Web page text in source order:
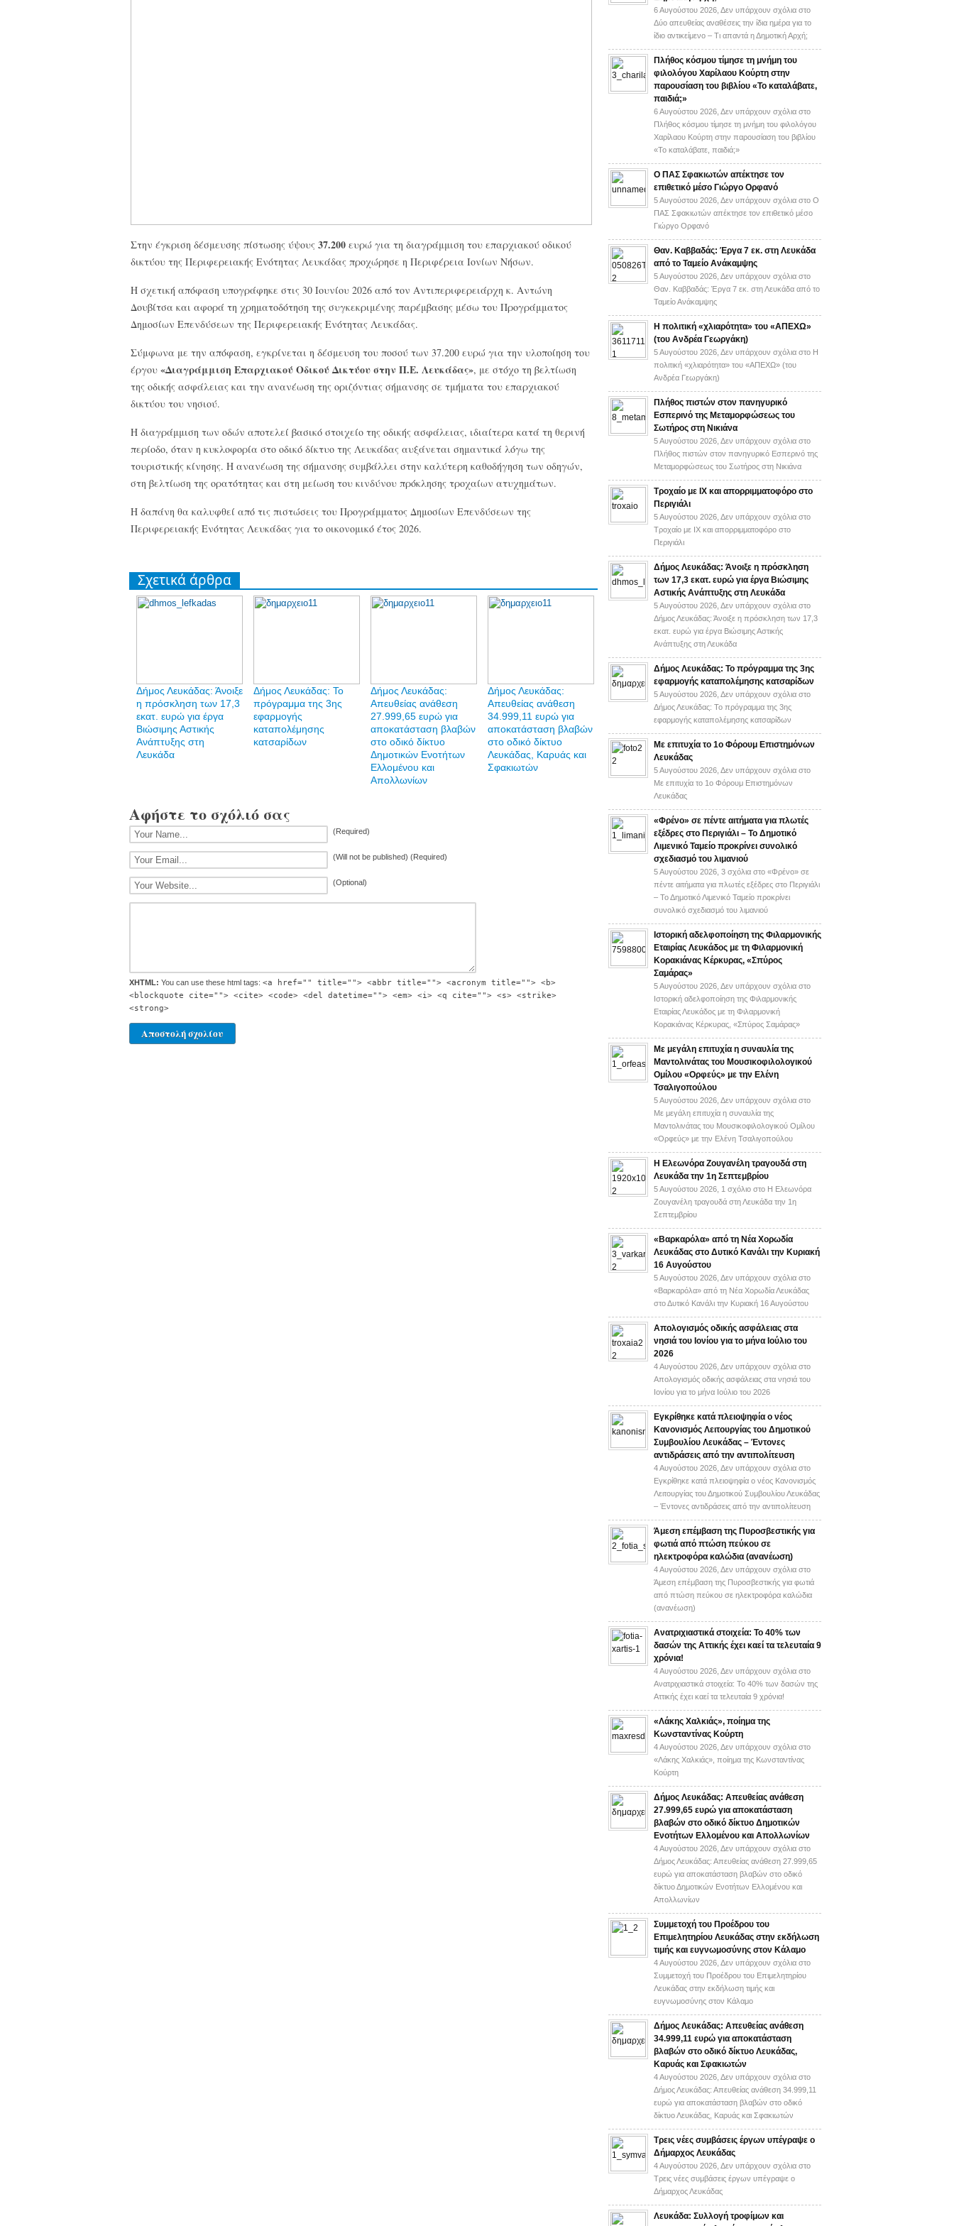
Στην έγκριση δέσμευσης πίστωσης ύψους 37.200 ευρώ για τη διαγράμμιση του επαρχιακού οδικού
δικτύου της Περιφερειακής Ενότητας Λευκάδας προχώρησε η Περιφέρεια Ιονίων Νήσων.
Η σχετική απόφαση υπογράφηκε στις 30 Ιουνίου 2026 από τον Αντιπεριφερειάρχη κ. Αντώνη
Δουβίτσα και αφορά τη χρηματοδότηση της συγκεκριμένης παρέμβασης μέσω του Προγράμματος
Δημοσίων Επενδύσεων της Περιφερειακής Ενότητας Λευκάδας.
Σύμφωνα με την απόφαση, εγκρίνεται η δέσμευση του ποσού των 37.200 ευρώ για την υλοποίηση του
έργου «Διαγράμμιση Επαρχιακού Οδικού Δικτύου στην Π.Ε. Λευκάδας», με στόχο τη βελτίωση
της οδικής ασφάλειας και την ανανέωση της οριζόντιας σήμανσης σε τμήματα του επαρχιακού
δικτύου του νησιού.
Η διαγράμμιση των οδών αποτελεί βασικό στοιχείο της οδικής ασφάλειας, ιδιαίτερα κατά τη θερινή
περίοδο, όταν η κυκλοφορία στο οδικό δίκτυο της Λευκάδας αυξάνεται σημαντικά λόγω της
τουριστικής κίνησης. Η ανανέωση της σήμανσης συμβάλλει στην καλύτερη καθοδήγηση των οδηγών,
στη βελτίωση της ορατότητας και στη μείωση του κινδύνου πρόκλησης τροχαίων ατυχημάτων.
Η δαπάνη θα καλυφθεί από τις πιστώσεις του Προγράμματος Δημοσίων Επενδύσεων της
Περιφερειακής Ενότητας Λευκάδας για το οικονομικό έτος 2026.
Σχετικά άρθρα
Δήμος Λευκάδας: Άνοιξε
η πρόσκληση των 17,3
εκατ. ευρώ για έργα
Βιώσιμης Αστικής
Ανάπτυξης στη
Λευκάδα
Δήμος Λευκάδας: Το
πρόγραμμα της 3ης
εφαρμογής
καταπολέμησης
κατσαρίδων
Δήμος Λευκάδας:
Απευθείας ανάθεση
27.999,65 ευρώ για
αποκατάσταση βλαβών
στο οδικό δίκτυο
Δημοτικών Ενοτήτων
Ελλομένου και
Απολλωνίων
Δήμος Λευκάδας:
Απευθείας ανάθεση
34.999,11 ευρώ για
αποκατάσταση βλαβών
στο οδικό δίκτυο
Λευκάδας, Καρυάς και
Σφακιωτών
Αφήστε το σχόλιό σας
(Required)
(Will not be published) (Required)
(Optional)
XHTML: You can use these html tags: <a href="" title=""> <abbr title=""> <acronym title=""> <b>
<blockquote cite=""> <cite> <code> <del datetime=""> <em> <i> <q cite=""> <s> <strike>
<strong>
6 Αυγούστου 2026, Δεν υπάρχουν σχόλια στο
Δύο απευθείας αναθέσεις την ίδια ημέρα για το
ίδιο αντικείμενο – Τι απαντά η Δημοτική Αρχή;
Πλήθος κόσμου τίμησε τη μνήμη του
φιλολόγου Χαρίλαου Κούρτη στην
παρουσίαση του βιβλίου «Το καταλάβατε,
παιδιά;»
6 Αυγούστου 2026, Δεν υπάρχουν σχόλια στο
Πλήθος κόσμου τίμησε τη μνήμη του φιλολόγου
Χαρίλαου Κούρτη στην παρουσίαση του βιβλίου
«Το καταλάβατε, παιδιά;»
Ο ΠΑΣ Σφακιωτών απέκτησε τον
επιθετικό μέσο Γιώργο Ορφανό
5 Αυγούστου 2026, Δεν υπάρχουν σχόλια στο Ο
ΠΑΣ Σφακιωτών απέκτησε τον επιθετικό μέσο
Γιώργο Ορφανό
Θαν. Καββαδάς: Έργα 7 εκ. στη Λευκάδα
από το Ταμείο Ανάκαμψης
5 Αυγούστου 2026, Δεν υπάρχουν σχόλια στο
Θαν. Καββαδάς: Έργα 7 εκ. στη Λευκάδα από το
Ταμείο Ανάκαμψης
H πολιτική «χλιαρότητα» του «AΠΕΧΩ»
(του Ανδρέα Γεωργάκη)
5 Αυγούστου 2026, Δεν υπάρχουν σχόλια στο H
πολιτική «χλιαρότητα» του «AΠΕΧΩ» (του
Ανδρέα Γεωργάκη)
Πλήθος πιστών στον πανηγυρικό
Εσπερινό της Μεταμορφώσεως του
Σωτήρος στη Νικιάνα
5 Αυγούστου 2026, Δεν υπάρχουν σχόλια στο
Πλήθος πιστών στον πανηγυρικό Εσπερινό της
Μεταμορφώσεως του Σωτήρος στη Νικιάνα
Τροχαίο με ΙΧ και απορριμματοφόρο στο
Περιγιάλι
5 Αυγούστου 2026, Δεν υπάρχουν σχόλια στο
Τροχαίο με ΙΧ και απορριμματοφόρο στο
Περιγιάλι
Δήμος Λευκάδας: Άνοιξε η πρόσκληση
των 17,3 εκατ. ευρώ για έργα Βιώσιμης
Αστικής Ανάπτυξης στη Λευκάδα
5 Αυγούστου 2026, Δεν υπάρχουν σχόλια στο
Δήμος Λευκάδας: Άνοιξε η πρόσκληση των 17,3
εκατ. ευρώ για έργα Βιώσιμης Αστικής
Ανάπτυξης στη Λευκάδα
Δήμος Λευκάδας: Το πρόγραμμα της 3ης
εφαρμογής καταπολέμησης κατσαρίδων
5 Αυγούστου 2026, Δεν υπάρχουν σχόλια στο
Δήμος Λευκάδας: Το πρόγραμμα της 3ης
εφαρμογής καταπολέμησης κατσαρίδων
Με επιτυχία το 1ο Φόρουμ Επιστημόνων
Λευκάδας
5 Αυγούστου 2026, Δεν υπάρχουν σχόλια στο
Με επιτυχία το 1ο Φόρουμ Επιστημόνων
Λευκάδας
«Φρένο» σε πέντε αιτήματα για πλωτές
εξέδρες στο Περιγιάλι – Το Δημοτικό
Λιμενικό Ταμείο προκρίνει συνολικό
σχεδιασμό του λιμανιού
5 Αυγούστου 2026, 3 σχόλια στο «Φρένο» σε
πέντε αιτήματα για πλωτές εξέδρες στο Περιγιάλι
– Το Δημοτικό Λιμενικό Ταμείο προκρίνει
συνολικό σχεδιασμό του λιμανιού
Ιστορική αδελφοποίηση της Φιλαρμονικής
Εταιρίας Λευκάδος με τη Φιλαρμονική
Κορακιάνας Κέρκυρας, «Σπύρος
Σαμάρας»
5 Αυγούστου 2026, Δεν υπάρχουν σχόλια στο
Ιστορική αδελφοποίηση της Φιλαρμονικής
Εταιρίας Λευκάδος με τη Φιλαρμονική
Κορακιάνας Κέρκυρας, «Σπύρος Σαμάρας»
Με μεγάλη επιτυχία η συναυλία της
Μαντολινάτας του Μουσικοφιλολογικού
Ομίλου «Ορφεύς» με την Ελένη
Τσαλιγοπούλου
5 Αυγούστου 2026, Δεν υπάρχουν σχόλια στο
Με μεγάλη επιτυχία η συναυλία της
Μαντολινάτας του Μουσικοφιλολογικού Ομίλου
«Ορφεύς» με την Ελένη Τσαλιγοπούλου
Η Ελεωνόρα Ζουγανέλη τραγουδά στη
Λευκάδα την 1η Σεπτεμβρίου
5 Αυγούστου 2026, 1 σχόλιο στο Η Ελεωνόρα
Ζουγανέλη τραγουδά στη Λευκάδα την 1η
Σεπτεμβρίου
«Βαρκαρόλα» από τη Νέα Χορωδία
Λευκάδας στο Δυτικό Κανάλι την Κυριακή
16 Αυγούστου
5 Αυγούστου 2026, Δεν υπάρχουν σχόλια στο
«Βαρκαρόλα» από τη Νέα Χορωδία Λευκάδας
στο Δυτικό Κανάλι την Κυριακή 16 Αυγούστου
Απολογισμός οδικής ασφάλειας στα
νησιά του Ιονίου για το μήνα Ιούλιο του
2026
4 Αυγούστου 2026, Δεν υπάρχουν σχόλια στο
Απολογισμός οδικής ασφάλειας στα νησιά του
Ιονίου για το μήνα Ιούλιο του 2026
Εγκρίθηκε κατά πλειοψηφία ο νέος
Κανονισμός Λειτουργίας του Δημοτικού
Συμβουλίου Λευκάδας – Έντονες
αντιδράσεις από την αντιπολίτευση
4 Αυγούστου 2026, Δεν υπάρχουν σχόλια στο
Εγκρίθηκε κατά πλειοψηφία ο νέος Κανονισμός
Λειτουργίας του Δημοτικού Συμβουλίου Λευκάδας
– Έντονες αντιδράσεις από την αντιπολίτευση
Άμεση επέμβαση της Πυροσβεστικής για
φωτιά από πτώση πεύκου σε
ηλεκτροφόρα καλώδια (ανανέωση)
4 Αυγούστου 2026, Δεν υπάρχουν σχόλια στο
Άμεση επέμβαση της Πυροσβεστικής για φωτιά
από πτώση πεύκου σε ηλεκτροφόρα καλώδια
(ανανέωση)
Ανατριχιαστικά στοιχεία: Το 40% των
δασών της Αττικής έχει καεί τα τελευταία 9
χρόνια!
4 Αυγούστου 2026, Δεν υπάρχουν σχόλια στο
Ανατριχιαστικά στοιχεία: Το 40% των δασών της
Αττικής έχει καεί τα τελευταία 9 χρόνια!
«Λάκης Χαλκιάς», ποίημα της
Κωνσταντίνας Κούρτη
4 Αυγούστου 2026, Δεν υπάρχουν σχόλια στο
«Λάκης Χαλκιάς», ποίημα της Κωνσταντίνας
Κούρτη
Δήμος Λευκάδας: Απευθείας ανάθεση
27.999,65 ευρώ για αποκατάσταση
βλαβών στο οδικό δίκτυο Δημοτικών
Ενοτήτων Ελλομένου και Απολλωνίων
4 Αυγούστου 2026, Δεν υπάρχουν σχόλια στο
Δήμος Λευκάδας: Απευθείας ανάθεση 27.999,65
ευρώ για αποκατάσταση βλαβών στο οδικό
δίκτυο Δημοτικών Ενοτήτων Ελλομένου και
Απολλωνίων
Συμμετοχή του Προέδρου του
Επιμελητηρίου Λευκάδας στην εκδήλωση
τιμής και ευγνωμοσύνης στον Κάλαμο
4 Αυγούστου 2026, Δεν υπάρχουν σχόλια στο
Συμμετοχή του Προέδρου του Επιμελητηρίου
Λευκάδας στην εκδήλωση τιμής και
ευγνωμοσύνης στον Κάλαμο
Δήμος Λευκάδας: Απευθείας ανάθεση
34.999,11 ευρώ για αποκατάσταση
βλαβών στο οδικό δίκτυο Λευκάδας,
Καρυάς και Σφακιωτών
4 Αυγούστου 2026, Δεν υπάρχουν σχόλια στο
Δήμος Λευκάδας: Απευθείας ανάθεση 34.999,11
ευρώ για αποκατάσταση βλαβών στο οδικό
δίκτυο Λευκάδας, Καρυάς και Σφακιωτών
Τρεις νέες συμβάσεις έργων υπέγραψε ο
Δήμαρχος Λευκάδας
4 Αυγούστου 2026, Δεν υπάρχουν σχόλια στο
Τρεις νέες συμβάσεις έργων υπέγραψε ο
Δήμαρχος Λευκάδας
Λευκάδα: Συλλογή τροφίμων και